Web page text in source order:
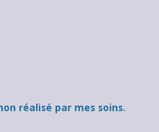
réalisé par mes soins.